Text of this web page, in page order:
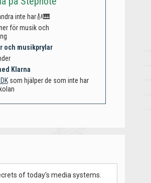
inte har🎻🎹
för musik och
och musikprylar
Klarna
som hjälper de som inte har
of today's media systems.